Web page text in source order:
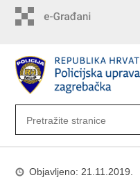
Objavljeno: 21.11.2019.